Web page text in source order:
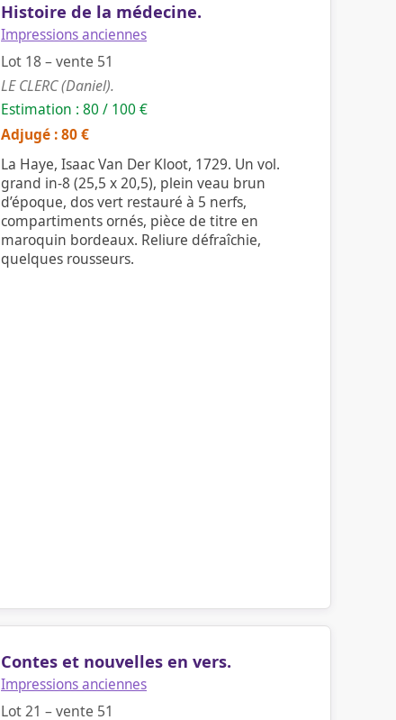
Histoire de la médecine.
Impressions anciennes
Lot 18 – vente 51
LE CLERC (Daniel).
Estimation : 80 / 100 €
Adjugé : 80 €
La Haye, Isaac Van Der Kloot, 1729. Un vol.
grand in-8 (25,5 x 20,5), plein veau brun
d’époque, dos vert restauré à 5 nerfs,
compartiments ornés, pièce de titre en
maroquin bordeaux. Reliure défraîchie,
quelques rousseurs.
Contes et nouvelles en vers.
Impressions anciennes
Lot 21 – vente 51